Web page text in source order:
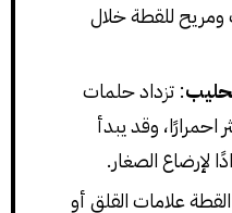
للقطة خلال
: تزداد حلمات
وقد يبدأ
لإرضاع الصغار.
علامات القلق أو